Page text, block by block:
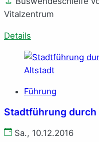
Vitalzentrum
Details
Führung
Stadtführung
Sa., 10.12.2016